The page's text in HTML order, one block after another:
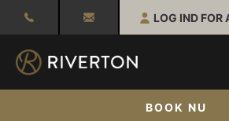
LOG IND FOR
BOOK NU